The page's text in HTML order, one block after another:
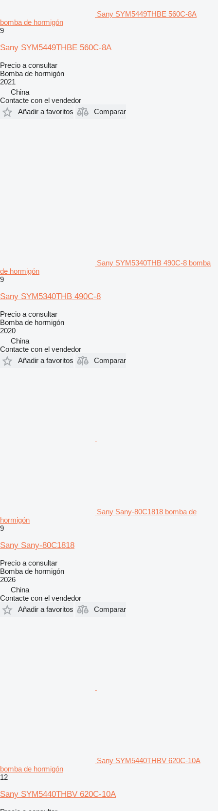
Sany SYM5449THBE 560C-8A
bomba de hormigón
9
Sany SYM5449THBE 560C-8A
Precio a consultar
Bomba de hormigón
2021
China
Contacte con el vendedor
Añadir a favoritos
Comparar
Sany SYM5340THB 490C-8 bomba
de hormigón
9
Sany SYM5340THB 490C-8
Precio a consultar
Bomba de hormigón
2020
China
Contacte con el vendedor
Añadir a favoritos
Comparar
Sany Sany-80C1818 bomba de
hormigón
9
Sany Sany-80C1818
Precio a consultar
Bomba de hormigón
2026
China
Contacte con el vendedor
Añadir a favoritos
Comparar
Sany SYM5440THBV 620C-10A
bomba de hormigón
12
Sany SYM5440THBV 620C-10A